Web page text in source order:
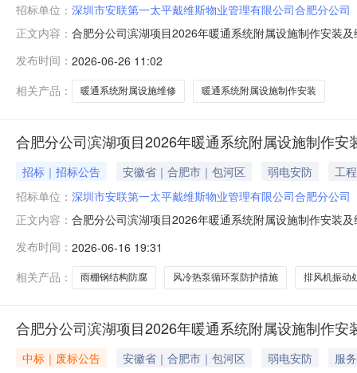
招标单位： 深圳市安联第一太平戴维斯物业管理有限公司合肥分公司
正文内容： 合肥分公司滨湖项目2026年暖通系统附属设施制作安装
候选人：际翔建设工程有限公司第二成交候选人：安徽
至2026年6月29日响
发布时间： 2026-06-26 11:02
相关产品：
暖通系统附属设施维修 暖通系统附属设施制作安装
合肥分公司滨湖项目2026年暖通系统附属设施制作
招标｜招标公告 安徽省｜合肥市｜包河区 弱电安防
工程
招标单位： 深圳市安联第一太平戴维斯物业管理有限公司合肥分公司
正文内容： 合肥分公司滨湖项目2026年暖通系统附属设施制作安装
层低区空调管道阀门增加高空操作平台，对裙楼楼顶风
方依据采购人要求进行实施相关
发布时间： 2026-06-16 19:31
相关产品：
雨棚钢结构防腐 风冷热泵循环泵防护措施 排风机振动
合肥分公司滨湖项目2026年暖通系统附属设施制作安
中标｜废标公告 安徽省｜合肥市｜包河区 弱电安防
服务